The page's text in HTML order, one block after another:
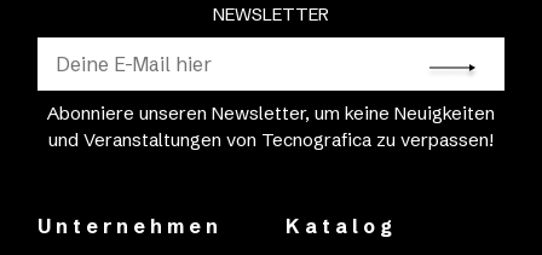
NEWSLETTER
Abonniere unseren Newsletter, um keine Neuigkeiten
und Veranstaltungen von Tecnografica zu verpassen!
Unternehmen Katalog